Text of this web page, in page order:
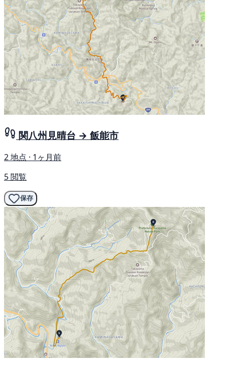
関八州見晴台 → 飯能市
2 地点 · 1ヶ月前
5 閲覧
保存